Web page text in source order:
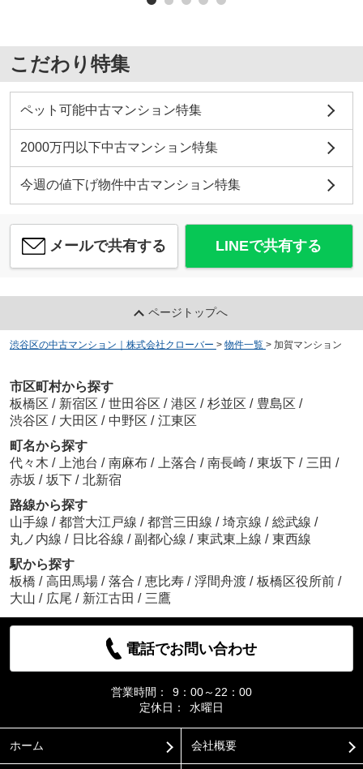
こだわり特集
ペット可能中古マンション特集
2000万円以下中古マンション特集
今週の値下げ物件中古マンション特集
メールで共有する LINEで共有する
ページトップへ
渋谷区の中古マンション｜株式会社クローバー > 物件一覧 > 加賀マンション
市区町村から探す
板橋区 / 新宿区 / 世田谷区 / 港区 / 杉並区 / 豊島区 /
渋谷区 / 大田区 / 中野区 / 江東区
町名から探す
代々木 / 上池台 / 南麻布 / 上落合 / 南長崎 / 東坂下 / 三田 /
赤坂 / 坂下 / 北新宿
路線から探す
山手線 / 都営大江戸線 / 都営三田線 / 埼京線 / 総武線 /
丸ノ内線 / 日比谷線 / 副都心線 / 東武東上線 / 東西線
駅から探す
板橋 / 高田馬場 / 落合 / 恵比寿 / 浮間舟渡 / 板橋区役所前 /
大山 / 広尾 / 新江古田 / 三鷹
電話でお問い合わせ
営業時間：
9：00～22：00
定休日：
水曜日
ホーム 会社概要